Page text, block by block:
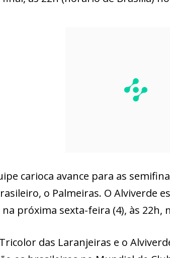
carioca avance para as
o Palmeiras. O Alviverde
na próxima sexta-feira (4), às 22h,
das Laranjeiras e o